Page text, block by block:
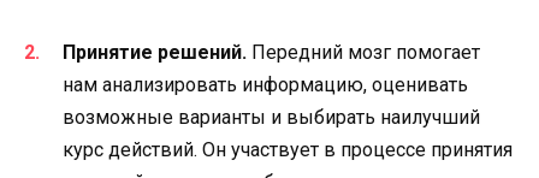
Принятие решений. Передний мозг помогает
нам анализировать информацию, оценивать
возможные варианты и выбирать наилучший
курс действий. Он участвует в процессе принятия